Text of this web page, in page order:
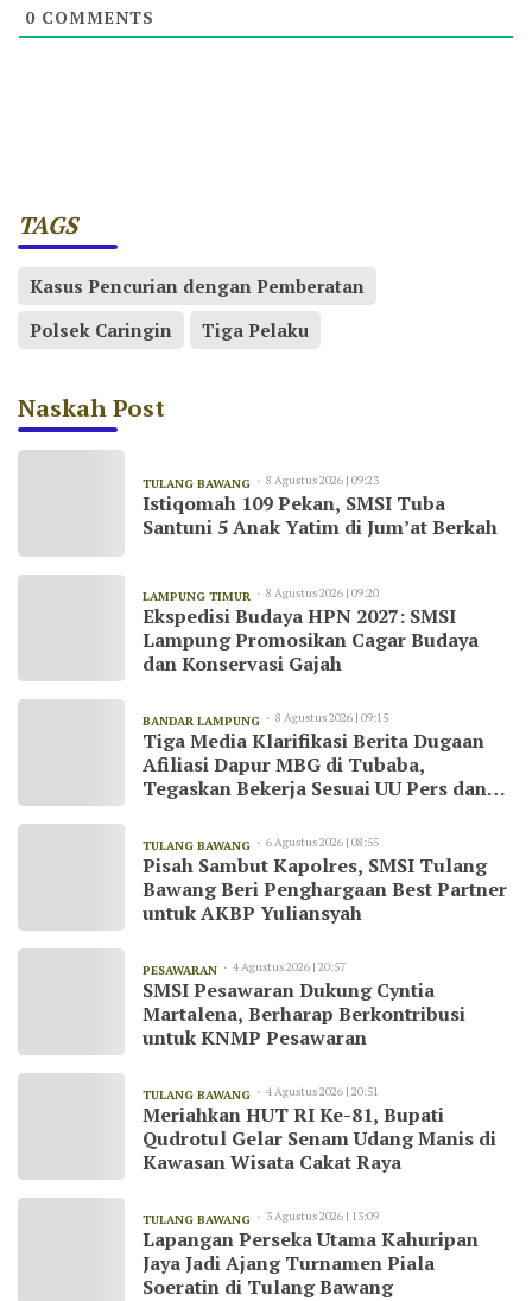
0 COMMENTS
TAGS
Kasus Pencurian dengan Pemberatan
Polsek Caringin
Tiga Pelaku
Naskah Post
TULANG BAWANG 8 Agustus 2026 | 09:23
Istiqomah 109 Pekan, SMSI Tuba
Santuni 5 Anak Yatim di Jum’at Berkah
LAMPUNG TIMUR 8 Agustus 2026 | 09:20
Ekspedisi Budaya HPN 2027: SMSI
Lampung Promosikan Cagar Budaya
dan Konservasi Gajah
BANDAR LAMPUNG 8 Agustus 2026 | 09:15
Tiga Media Klarifikasi Berita Dugaan
Afiliasi Dapur MBG di Tubaba,
Tegaskan Bekerja Sesuai UU Pers dan
TULANG BAWANG 6 Agustus 2026 | 08:55
Pisah Sambut Kapolres, SMSI Tulang
Bawang Beri Penghargaan Best Partner
untuk AKBP Yuliansyah
PESAWARAN 4 Agustus 2026 | 20:57
SMSI Pesawaran Dukung Cyntia
Martalena, Berharap Berkontribusi
untuk KNMP Pesawaran
TULANG BAWANG 4 Agustus 2026 | 20:51
Meriahkan HUT RI Ke-81, Bupati
Qudrotul Gelar Senam Udang Manis di
Kawasan Wisata Cakat Raya
TULANG BAWANG 3 Agustus 2026 | 13:09
Lapangan Perseka Utama Kahuripan
Jaya Jadi Ajang Turnamen Piala
Soeratin di Tulang Bawang